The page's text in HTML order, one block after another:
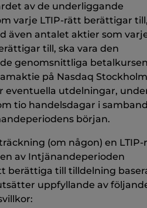
av de underliggande
varje LTIP-rätt berättigar
även antalet aktier som
till, ska vara den
genomsnittliga
på Nasdaq
eventuella utdelningar,
tio handelsdagar i
början.
(om någon) en
av Intjänandeperioden
berättiga till tilldelning
uppfyllande av
: